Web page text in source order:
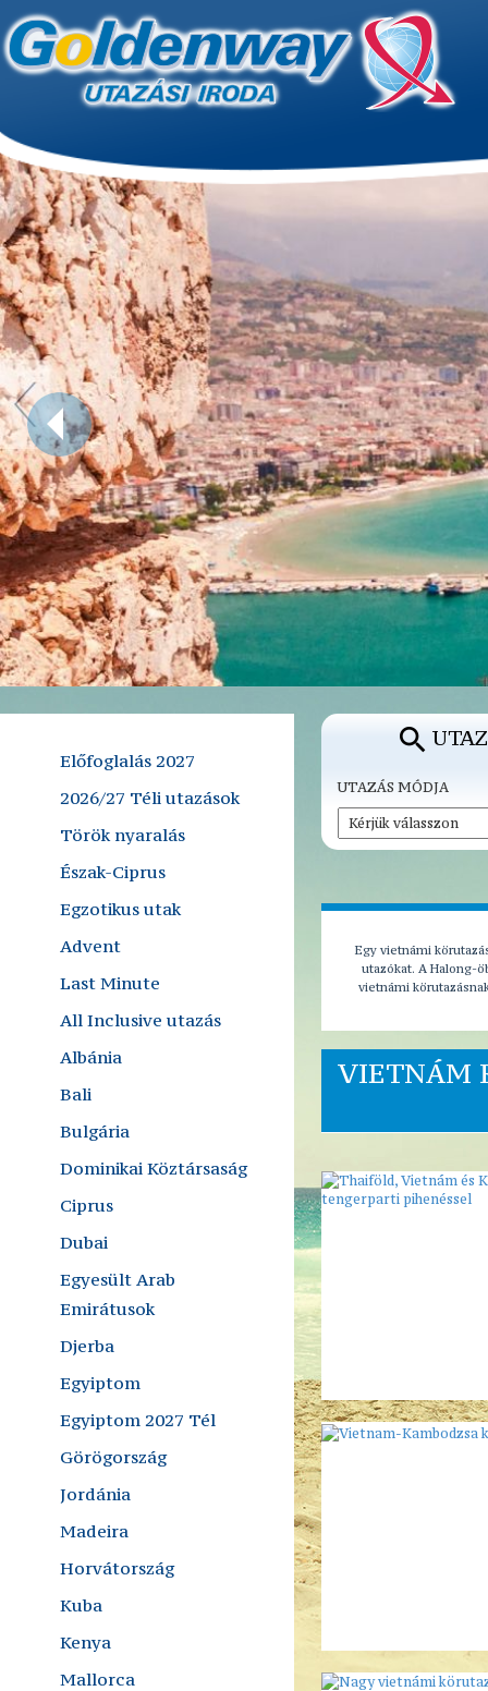
Előfoglalás 2027
2026/27 Téli utazások
Török nyaralás
Észak-Ciprus
Egzotikus utak
Advent
Last Minute
All Inclusive utazás
Albánia
Bali
Bulgária
Dominikai Köztársaság
Ciprus
Dubai
Egyesült Arab
Emirátusok
Djerba
Egyiptom
Egyiptom 2027 Tél
Görögország
Jordánia
Madeira
Horvátország
Kuba
Kenya
Mallorca
UTAZÁS MÓDJA
Egy vietnámi
utazókat. A Halong-
vietnámi
VIETNÁM